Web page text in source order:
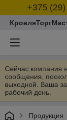
+375
Сейчас компания
сообщения,
выходной. Ваша
рабочий день.
Продукция